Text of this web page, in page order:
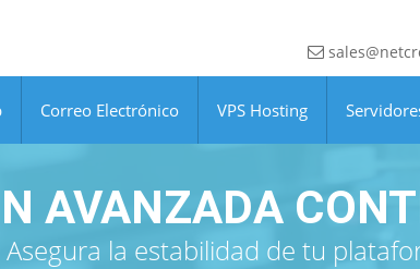
Correo Electrónico VPS Hosting
AVANZADA
Asegura la estabilidad de tu